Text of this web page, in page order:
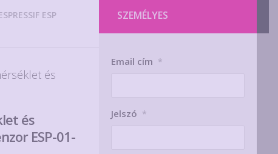
ESP
és
és
ESP-01-
SZEMÉLYES
Email cím *
Jelszó *